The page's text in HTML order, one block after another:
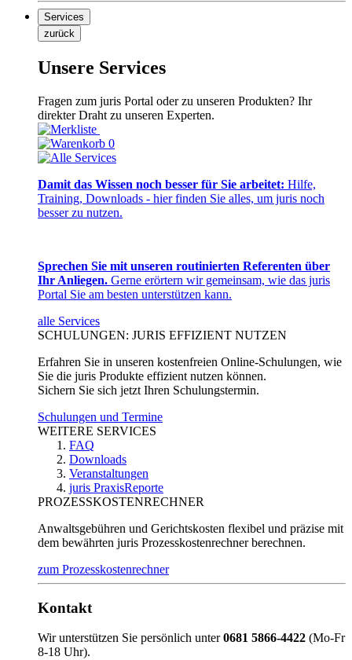
Services
zurück
Unsere Services
Fragen zum juris Portal oder zu unseren Produkten? Ihr
direkter Draht zu unseren Experten.
0
Damit das Wissen noch besser für Sie arbeitet: Hilfe,
Training, Downloads - hier finden Sie alles, um juris noch
besser zu nutzen.
Sprechen Sie mit unseren routinierten Referenten über
Ihr Anliegen. Gerne erörtern wir gemeinsam, wie das juris
Portal Sie am besten unterstützen kann.
alle Services
SCHULUNGEN: JURIS EFFIZIENT NUTZEN
Erfahren Sie in unseren kostenfreien Online-Schulungen, wie
Sie die juris Produkte effizient nutzen können.
Sichern Sie sich jetzt Ihren Schulungstermin.
Schulungen und Termine
WEITERE SERVICES
FAQ
Downloads
Veranstaltungen
juris PraxisReporte
PROZESSKOSTENRECHNER
Anwaltsgebühren und Gerichtskosten flexibel und präzise mit
dem bewährten juris Prozesskostenrechner berechnen.
zum Prozesskostenrechner
Kontakt
Wir unterstützen Sie persönlich unter0681 5866-4422 (Mo-Fr
8-18 Uhr).